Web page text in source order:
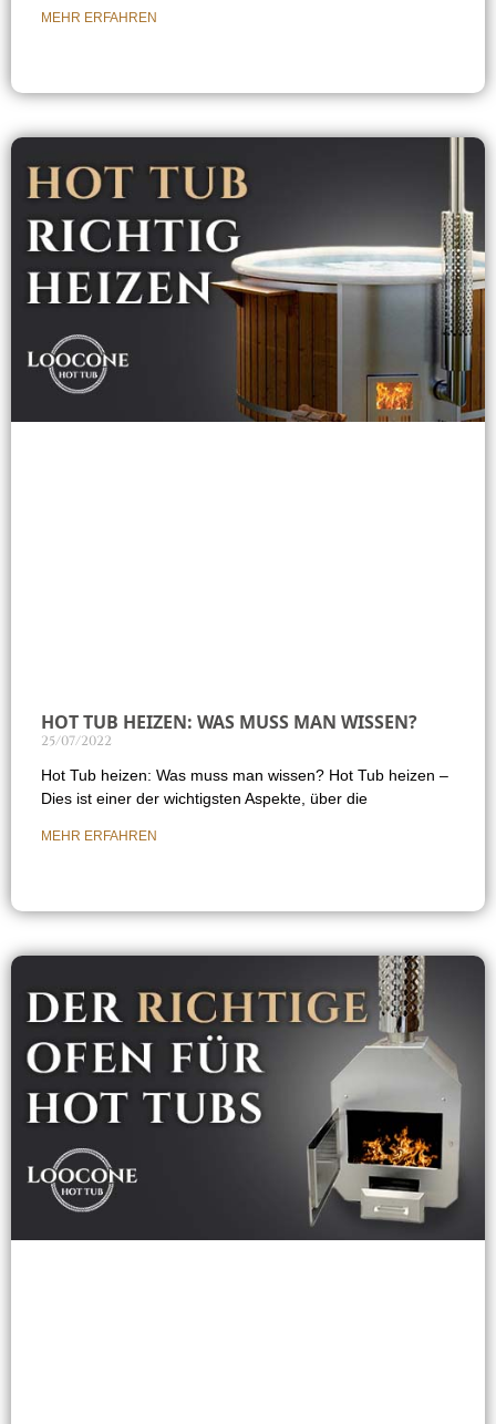
MEHR ERFAHREN
HOT TUB HEIZEN: WAS MUSS MAN WISSEN?
25/07/2022
Hot Tub heizen: Was muss man wissen? Hot Tub heizen –
Dies ist einer der wichtigsten Aspekte, über die
MEHR ERFAHREN